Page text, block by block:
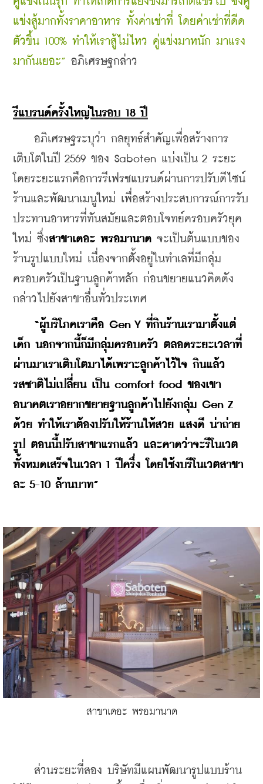
แข่งสู้มากทั้งราคาอาหาร ทั้งค่าเช่าที่ โดยค่าเช่าที่ดีด
ตัวขึ้น 100% ทำให้เราสู้ไม่ไหว คู่แข่งมาหนัก มาแรง
มากันเยอะ” อภิเศรษฐกล่าว
รีแบรนด์ครั้งใหญ่ในรอบ 18 ปี
อภิเศรษฐระบุว่า กลยุทธ์สำคัญเพื่อสร้างการ
เติบโตในปี 2569 ของ Saboten แบ่งเป็น 2 ระยะ
โดยระยะแรกคือการรีเฟรชแบรนด์ผ่านการปรับดีไซน์
ร้านและพัฒนาเมนูใหม่ เพื่อสร้างประสบการณ์การรับ
ประทานอาหารที่ทันสมัยและตอบโจทย์ครอบครัวยุค
ใหม่ ซึ่งสาขาเดอะ พรอมานาด จะเป็นต้นแบบของ
ร้านรูปแบบใหม่ เนื่องจากตั้งอยู่ในทำเลที่มีกลุ่ม
ครอบครัวเป็นฐานลูกค้าหลัก ก่อนขยายแนวคิดดัง
กล่าวไปยังสาขาอื่นทั่วประเทศ
“ผู้บริโภคเราคือ Gen Y ที่กินร้านเรามาตั้งแต่
เด็ก นอกจากนี้ก็มีกลุ่มครอบครัว ตลอดระยะเวลาที่
ผ่านมาเราเติบโตมาได้เพราะลูกค้าไว้ใจ กินแล้ว
รสชาติไม่เปลี่ยน เป็น comfort food ของเขา
อนาคตเราอยากขยายฐานลูกค้าไปยังกลุ่ม Gen Z
ด้วย ทำให้เราต้องปรับให้ร้านให้สวย แสงดี น่าถ่าย
รูป ตอนนี้ปรับสาขาแรกแล้ว และคาดว่าจะรีโนเวต
ทั้งหมดเสร็จในเวลา 1 ปีครึ่ง โดยใช้งบรีโนเวตสาขา
ละ 5-10 ล้านบาท”
สาขาเดอะ พรอมานาด
ส่วนระยะที่สอง บริษัทมีแผนพัฒนารูปแบบร้าน